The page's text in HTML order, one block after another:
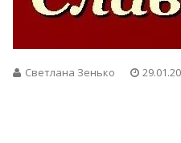
Светлана Зенько